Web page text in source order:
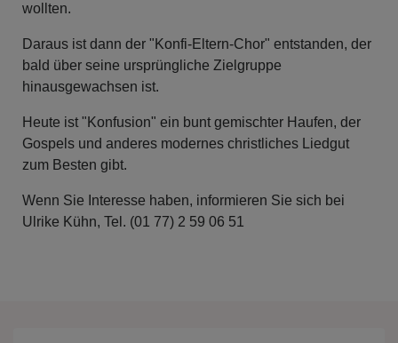
wollten.
Daraus ist dann der "Konfi-Eltern-Chor" entstanden, der
bald über seine ursprüngliche Zielgruppe
hinausgewachsen ist.
Heute ist "Konfusion" ein bunt gemischter Haufen, der
Gospels und anderes modernes christliches Liedgut
zum Besten gibt.
Wenn Sie Interesse haben, informieren Sie sich bei
Ulrike Kühn, Tel. (01 77) 2 59 06 51